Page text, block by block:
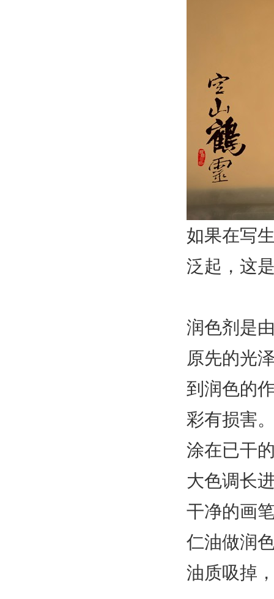
如果在写
泛起，这
润色剂是
原先的光
到润色的
彩有损害
涂在已干
大色调长
干净的画
仁油做润
油质吸掉